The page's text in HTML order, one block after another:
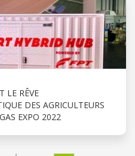
LE RÊVE
DES AGRICULTEURS
EXPO 2022